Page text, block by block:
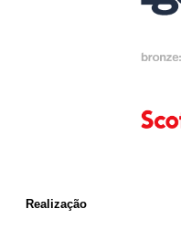
Realização